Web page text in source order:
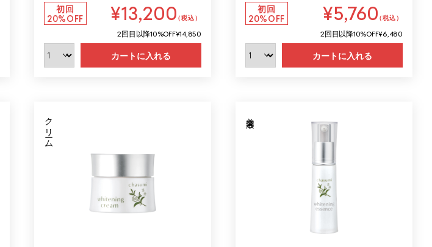
初回
20%OFF
¥13,200（税込）
2回目以降10%OFF¥14,850
カートに入れる
初回
20%OFF
¥5,760（税込）
2回目以降10%OFF¥6,480
カートに入れる
クリーム